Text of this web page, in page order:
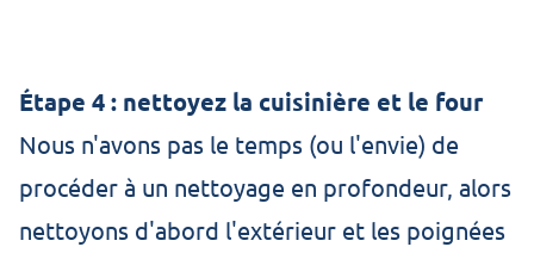
Étape 4 : nettoyez la cuisinière et le four
Nous n'avons pas le temps (ou l'envie) de
procéder à un nettoyage en profondeur, alors
nettoyons d'abord l'extérieur et les poignées